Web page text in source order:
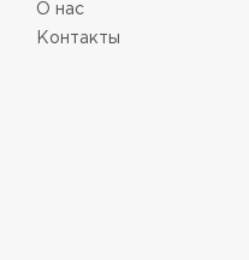
О нас
Контакты